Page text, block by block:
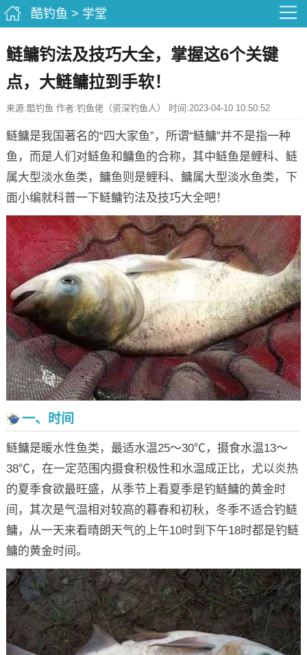
酷钓鱼 > 学堂
鲢鳙钓法及技巧大全，掌握这6个关键
点，大鲢鳙拉到手软！
来源:酷钓鱼 作者:钓鱼佬（资深钓鱼人） 时间:2023-04-10 10:50:52
鲢鳙是我国著名的“四大家鱼”，所谓“鲢鳙”并不是指一种
鱼，而是人们对鲢鱼和鳙鱼的合称，其中鲢鱼是鲤科、鲢
属大型淡水鱼类，鳙鱼则是鲤科、鳙属大型淡水鱼类，下
面小编就科普一下鲢鳙钓法及技巧大全吧！
一、时间
鲢鳙是暖水性鱼类，最适水温25～30℃，摄食水温13～
38℃，在一定范围内摄食积极性和水温成正比，尤以炎热
的夏季食欲最旺盛，从季节上看夏季是钓鲢鳙的黄金时
间，其次是气温相对较高的暮春和初秋，冬季不适合钓鲢
鳙，从一天来看晴朗天气的上午10时到下午18时都是钓鲢
鳙的黄金时间。